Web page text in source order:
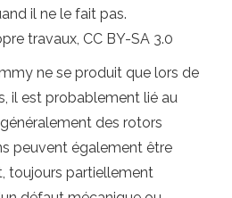
il ne le fait pas.
travaux, CC BY-SA 3.0
ne se produit que lors de
il est probablement lié au
des rotors
peuvent également être
toujours partiellement